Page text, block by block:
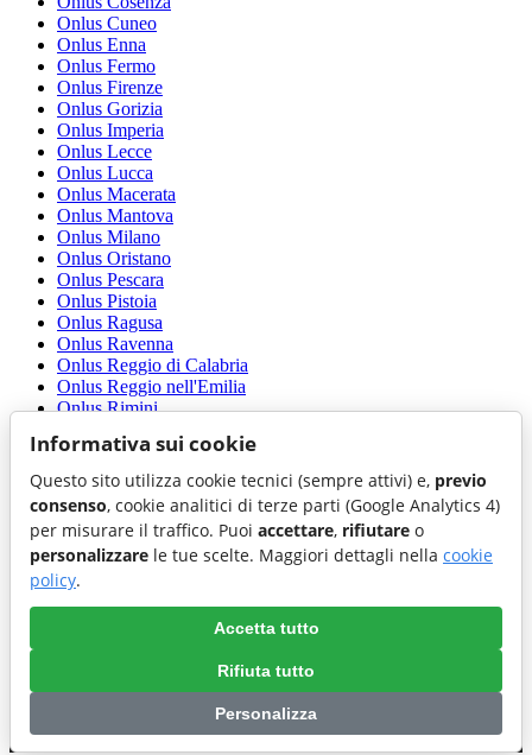
Onlus Cuneo
Onlus Enna
Onlus Fermo
Onlus Firenze
Onlus Gorizia
Onlus Imperia
Onlus Lecce
Onlus Lucca
Onlus Macerata
Onlus Mantova
Onlus Milano
Onlus Oristano
Onlus Pescara
Onlus Pistoia
Onlus Ragusa
Onlus Ravenna
Onlus Reggio di Calabria
Onlus Reggio nell'Emilia
Onlus Rimini
Onlus Sassari
Onlus Sondrio
Onlus Taranto
Onlus Teramo
Onlus Trapani
Onlus Trento
Onlus Treviso
Preferenze cookie|Cookie policy|Accessibilita'|Privacy policy
Informativa sui cookie
Questo sito utilizza cookie tecnici (sempre attivi) e, previo
consenso, cookie analitici di terze parti (Google Analytics 4)
per misurare il traffico. Puoi accettare, rifiutare o
personalizzare le tue scelte. Maggiori dettagli nella cookie
policy.
Accetta tutto
Rifiuta tutto
Personalizza